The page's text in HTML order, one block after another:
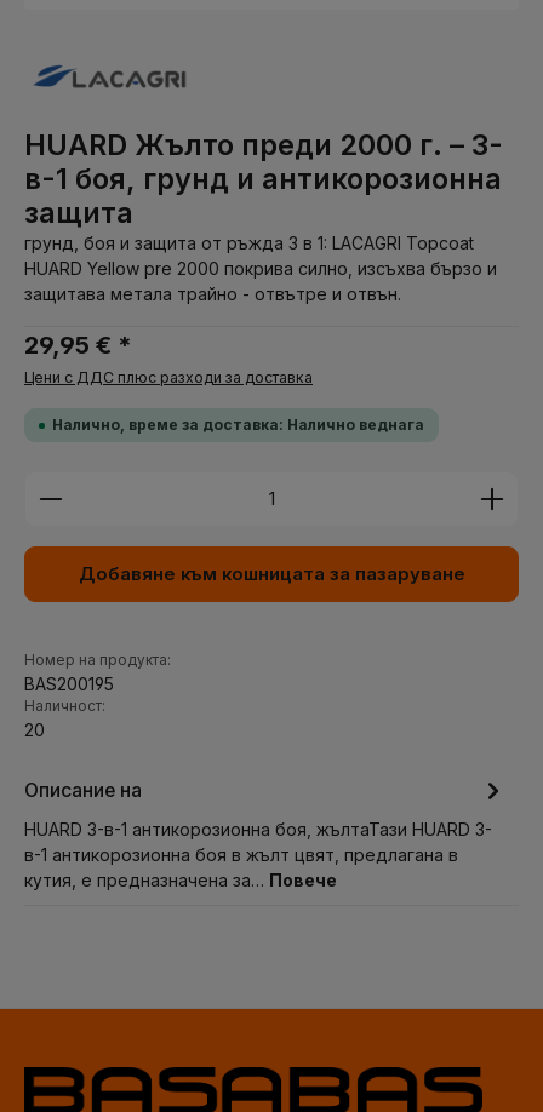
HUARD Жълто преди 2000 г. – 3-
в-1 боя, грунд и антикорозионна
защита
грунд, боя и защита от ръжда 3 в 1: LACAGRI Topcoat
HUARD Yellow pre 2000 покрива силно, изсъхва бързо и
защитава метала трайно - отвътре и отвън.
29,95 € *
Цени с ДДС плюс разходи за доставка
Налично, време за доставка: Налично веднага
Количество на продукта: Въведете желаната
Добавяне към кошницата за пазаруване
Номер на продукта:
BAS200195
Наличност:
20
Описание на
HUARD 3-в-1 антикорозионна боя, жълтаТази HUARD 3-
в-1 антикорозионна боя в жълт цвят, предлагана в
кутия, е предназначена за… Повече